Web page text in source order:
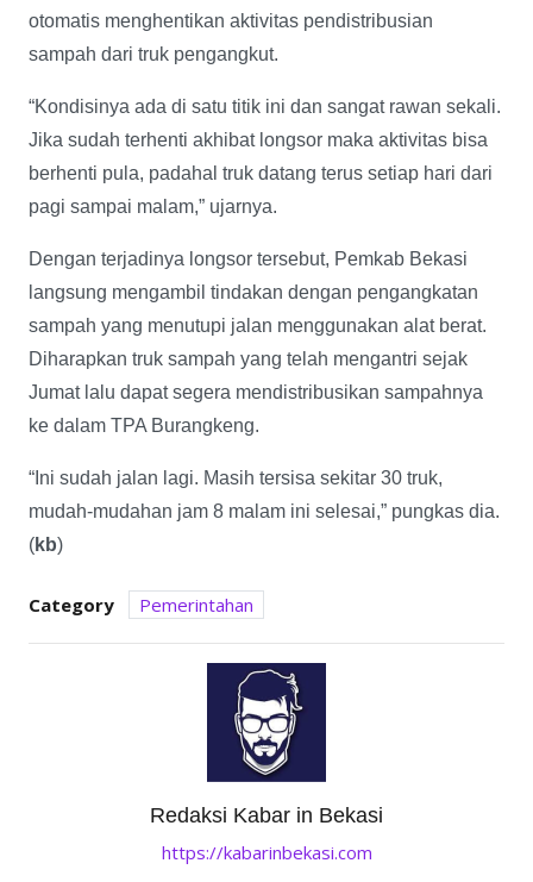
otomatis menghentikan aktivitas pendistribusian
sampah dari truk pengangkut.
“Kondisinya ada di satu titik ini dan sangat rawan sekali.
Jika sudah terhenti akhibat longsor maka aktivitas bisa
berhenti pula, padahal truk datang terus setiap hari dari
pagi sampai malam,” ujarnya.
Dengan terjadinya longsor tersebut, Pemkab Bekasi
langsung mengambil tindakan dengan pengangkatan
sampah yang menutupi jalan menggunakan alat berat.
Diharapkan truk sampah yang telah mengantri sejak
Jumat lalu dapat segera mendistribusikan sampahnya
ke dalam TPA Burangkeng.
“Ini sudah jalan lagi. Masih tersisa sekitar 30 truk,
mudah-mudahan jam 8 malam ini selesai,” pungkas dia.
(kb)
Category Pemerintahan
Redaksi Kabar in Bekasi
https://kabarinbekasi.com